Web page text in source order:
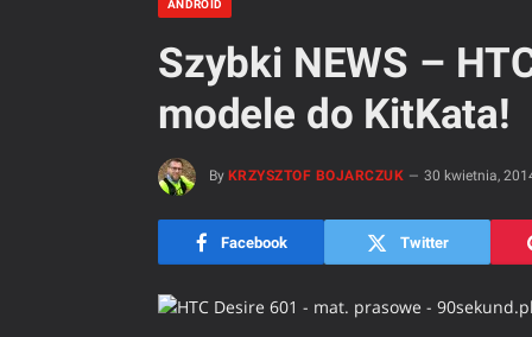
ANDROID
Szybki NEWS –
modele do KitKata!
By KRZYSZTOF BOJARCZUK 30 kwietnia,
Facebook Twitter